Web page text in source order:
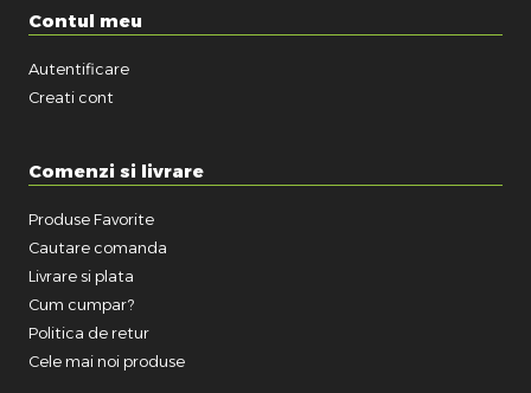
Contul meu
Autentificare
Creati cont
Comenzi si livrare
Produse Favorite
Cautare comanda
Livrare si plata
Cum cumpar?
Politica de retur
Cele mai noi produse